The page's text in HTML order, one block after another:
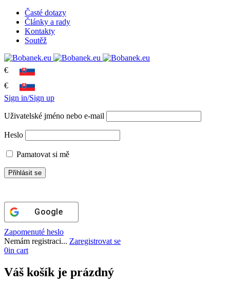
Časté dotazy
Články a rady
Kontakty
Soutěž
€
€
Sign in/Sign up
Uživatelské jméno nebo e-mail
Heslo
Pamatovat si mě
Google
Zapomenuté heslo
Nemám registraci... Zaregistrovat se
0in cart
Váš košík je prázdný